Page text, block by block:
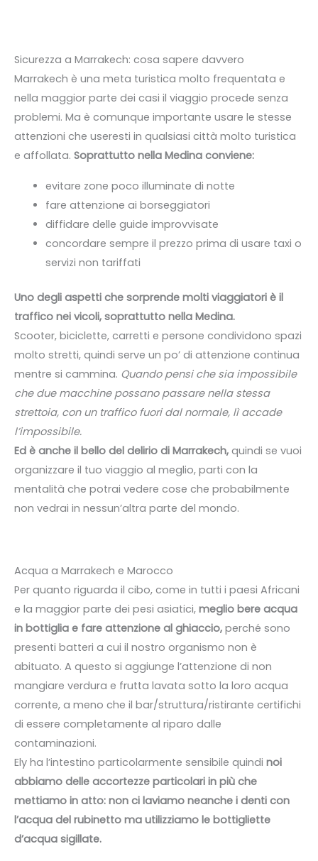
Sicurezza a Marrakech: cosa sapere davvero
Marrakech è una meta turistica molto frequentata e
nella maggior parte dei casi il viaggio procede senza
problemi. Ma è comunque importante usare le stesse
attenzioni che useresti in qualsiasi città molto turistica
e affollata. Soprattutto nella Medina conviene:
evitare zone poco illuminate di notte
fare attenzione ai borseggiatori
diffidare delle guide improvvisate
concordare sempre il prezzo prima di usare taxi o
servizi non tariffati
Uno degli aspetti che sorprende molti viaggiatori è il
traffico nei vicoli, soprattutto nella Medina.
Scooter, biciclette, carretti e persone condividono spazi
molto stretti, quindi serve un po’ di attenzione continua
mentre si cammina. Quando pensi che sia impossibile
che due macchine possano passare nella stessa
strettoia, con un traffico fuori dal normale, lì accade
l’impossibile.
Ed è anche il bello del delirio di Marrakech, quindi se vuoi
organizzare il tuo viaggio al meglio, parti con la
mentalità che potrai vedere cose che probabilmente
non vedrai in nessun’altra parte del mondo.
Acqua a Marrakech e Marocco
Per quanto riguarda il cibo, come in tutti i paesi Africani
e la maggior parte dei pesi asiatici, meglio bere acqua
in bottiglia e fare attenzione al ghiaccio, perché sono
presenti batteri a cui il nostro organismo non è
abituato. A questo si aggiunge l’attenzione di non
mangiare verdura e frutta lavata sotto la loro acqua
corrente, a meno che il bar/struttura/ristirante certifichi
di essere completamente al riparo dalle
contaminazioni.
Ely ha l’intestino particolarmente sensibile quindi noi
abbiamo delle accortezze particolari in più che
mettiamo in atto: non ci laviamo neanche i denti con
l’acqua del rubinetto ma utilizziamo le bottigliette
d’acqua sigillate.